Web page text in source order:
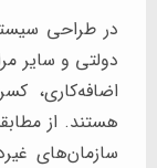
در طراحی
دولتی و سایر
اضافه‌کاری،
هستند. از
سازمان‌های